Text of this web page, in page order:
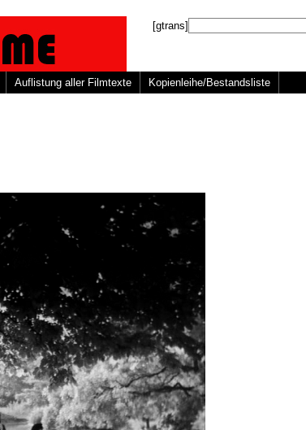
[gtrans]
Auflistung aller Filmtexte Kopienleihe/Bestandsliste